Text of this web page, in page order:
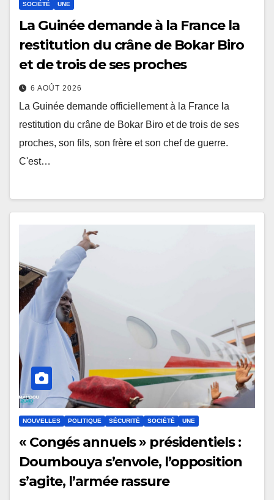
SOCIÉTÉ
UNE
La Guinée demande à la France la
restitution du crâne de Bokar Biro
et de trois de ses proches
6 AOÛT 2026
La Guinée demande officiellement à la France la
restitution du crâne de Bokar Biro et de trois de ses
proches, son fils, son frère et son chef de guerre.
C'est…
NOUVELLES POLITIQUE SÉCURITÉ SOCIÉTÉ UNE
« Congés annuels » présidentiels :
Doumbouya s’envole, l’opposition
s’agite, l’armée rassure